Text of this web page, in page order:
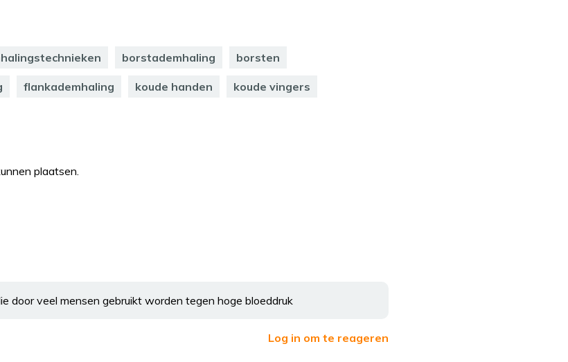
borstademhaling borsten
flankademhaling koude handen koude vingers
plaatsen.
door veel mensen gebruikt worden tegen hoge bloeddruk
Log in om te reageren